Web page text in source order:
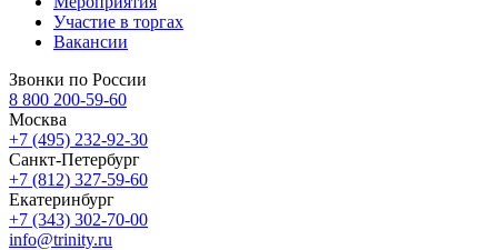
Участие в торгах
Вакансии
Звонки по России
8 800 200-59-60
Москва
+7 (495) 232-92-30
Санкт-Петербург
+7 (812) 327-59-60
Екатеринбург
+7 (343) 302-70-00
info@trinity.ru